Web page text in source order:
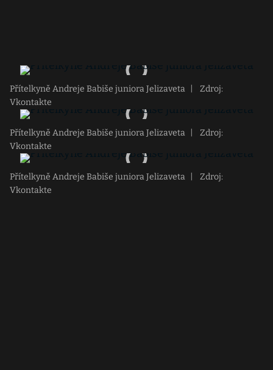
Přítelkyně Andreje Babiše juniora Jelizaveta
Zdroj:
Vkontakte
Přítelkyně Andreje Babiše juniora Jelizaveta
Zdroj:
Vkontakte
Přítelkyně Andreje Babiše juniora Jelizaveta
Zdroj:
Vkontakte